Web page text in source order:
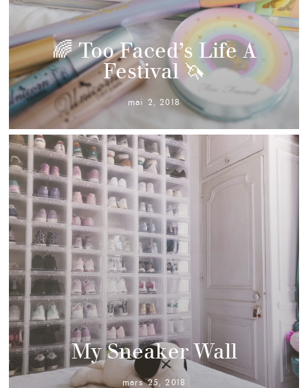
🌈 Too Faced’s Life A
Festival 🦄
mai 2, 2018
My Sneaker Wall
mars 25, 2018